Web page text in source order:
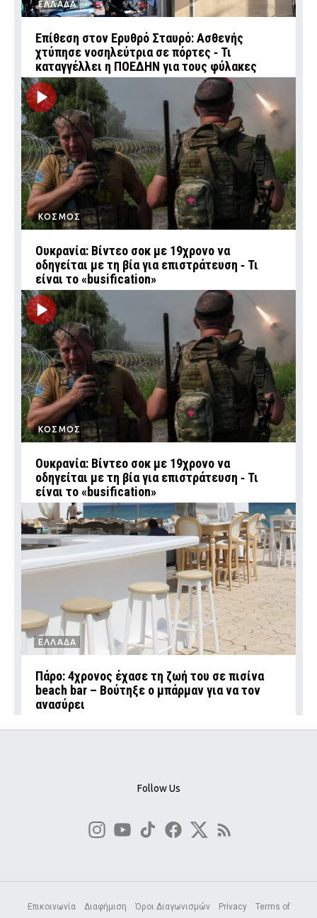
ΕΛΛΑΔΑ
Επίθεση στον Ερυθρό Σταυρό: Ασθενής
χτύπησε νοσηλεύτρια σε πόρτες ‑ Τι
καταγγέλλει η ΠΟΕΔΗΝ για τους φύλακες
ΚΟΣΜΟΣ
Ουκρανία: Βίντεο σοκ με 19χρονο να
οδηγείται με τη βία για επιστράτευση ‑ Τι
είναι το «busification»
ΚΟΣΜΟΣ
Ουκρανία: Βίντεο σοκ με 19χρονο να
οδηγείται με τη βία για επιστράτευση ‑ Τι
είναι το «busification»
ΕΛΛΑΔΑ
Πάρο: 4χρονος έχασε τη ζωή του σε πισίνα
beach bar – Βούτηξε ο μπάρμαν για να τον
ανασύρει
Follow Us
Επικοινωνία Διαφήμιση Όροι Διαγωνισμών Privacy Terms of